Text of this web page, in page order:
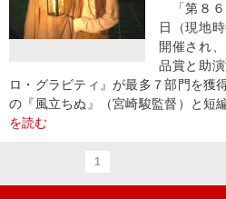
「第８６
日（現地
開催され
品賞と助
ロ・グラビティ』が最多７部門を獲
の『風立ちぬ』（宮崎駿監督）と短
を読む
1